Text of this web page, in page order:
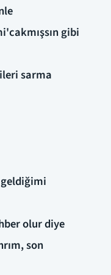
gibi
sarma
geldiğimi
olur diye
son